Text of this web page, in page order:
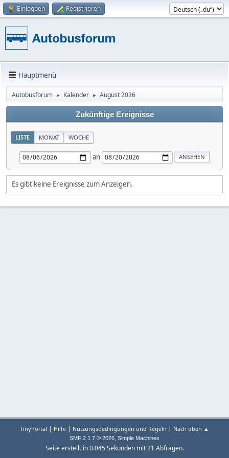
Einloggen Registrieren
Hauptmenü
Autobusforum ► Kalender ► August 2026
Zukünftige Ereignisse
LISTE MONAT WOCHE
an
Es gibt keine Ereignisse zum Anzeigen.
TinyPortal | Hilfe | Nutzungsbedingungen und Regeln | Nach oben ▲
SMF 2.1.7 © 2026, Simple Machines
Seite erstellt in 0.045 Sekunden mit 21 Abfragen.